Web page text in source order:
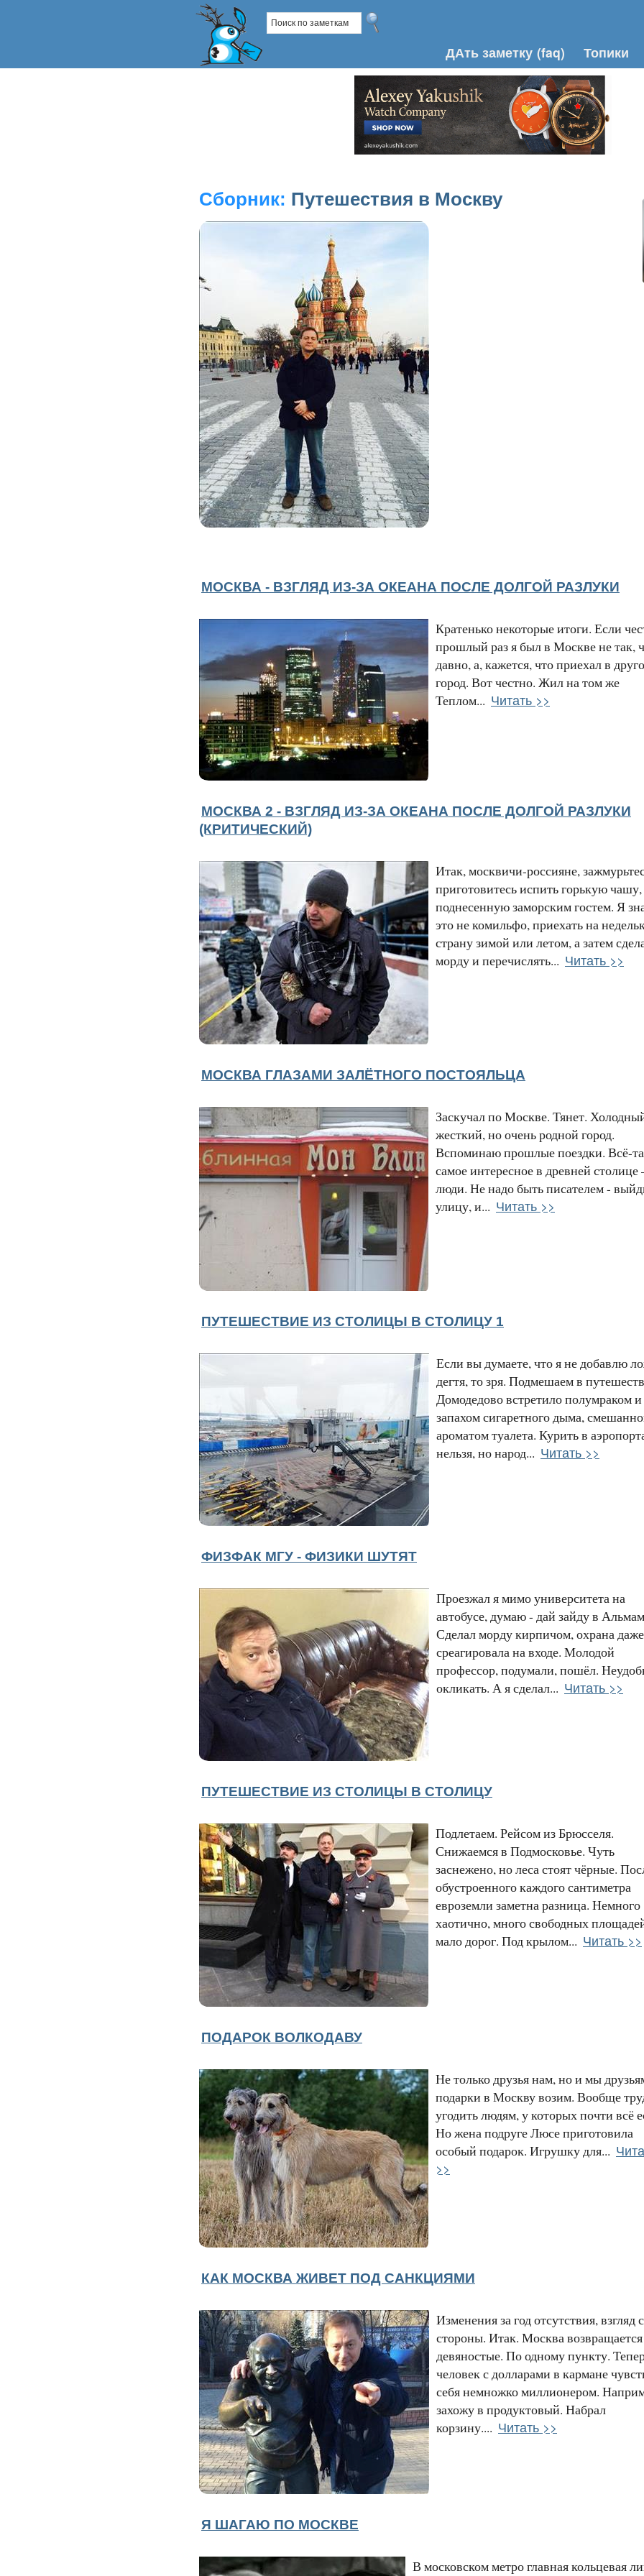
ДАть заметку (faq) Топики
Сборник: Путешествия в Москву
МОСКВА - ВЗГЛЯД ИЗ-ЗА ОКЕАНА ПОСЛЕ ДОЛГОЙ РАЗЛУКИ
Кратенько некоторые итоги. Если
прошлый раз я был в Москве не так,
давно, а, кажется, что приехал в
город. Вот честно. Жил на том же
Теплом... Читать >>
МОСКВА 2 - ВЗГЛЯД ИЗ-ЗА ОКЕАНА ПОСЛЕ ДОЛГОЙ РАЗЛУКИ
(КРИТИЧЕСКИЙ)
Итак, москвичи-россияне,
приготовитесь испить горькую чашу,
поднесенную заморским гостем. Я
это не комильфо, приехать на
страну зимой или летом, а затем
морду и перечислять... Читать >>
МОСКВА ГЛАЗАМИ ЗАЛЁТНОГО ПОСТОЯЛЬЦА
Заскучал по Москве. Тянет.
жесткий, но очень родной город.
Вспоминаю прошлые поездки. Всё-
самое интересное в древней столице
люди. Не надо быть писателем -
улицу, и... Читать >>
ПУТЕШЕСТВИЕ ИЗ СТОЛИЦЫ В СТОЛИЦУ 1
Если вы думаете, что я не добавлю
дегтя, то зря. Подмешаем в
Домодедово встретило полумраком и
запахом сигаретного дыма,
ароматом туалета. Курить в
нельзя, но народ... Читать >>
ФИЗФАК МГУ - ФИЗИКИ ШУТЯТ
Проезжал я мимо университета на
автобусе, думаю - дай зайду в
Сделал морду кирпичом, охрана
среагировала на входе. Молодой
профессор, подумали, пошёл.
окликать. А я сделал... Читать >>
ПУТЕШЕСТВИЕ ИЗ СТОЛИЦЫ В СТОЛИЦУ
Подлетаем. Рейсом из Брюсселя.
Снижаемся в Подмосковье. Чуть
заснежено, но леса стоят чёрные.
обустроенного каждого сантиметра
евроземли заметна разница. Немного
хаотично, много свободных
мало дорог. Под крылом... Читать >>
ПОДАРОК ВОЛКОДАВУ
Не только друзья нам, но и мы
подарки в Москву возим. Вообще
угодить людям, у которых почти всё
Но жена подруге Люсе приготовила
особый подарок. Игрушку для...
>>
КАК МОСКВА ЖИВЕТ ПОД САНКЦИЯМИ
Изменения за год отсутствия, взгляд
стороны. Итак. Москва
девяностые. По одному пункту.
человек с долларами в кармане
себя немножко миллионером.
захожу в продуктовый. Набрал
корзину.... Читать >>
Я ШАГАЮ ПО МОСКВЕ
В московском метро главная кольцевая